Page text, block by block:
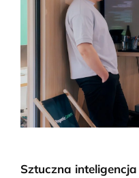
Sztuczna inteligencja